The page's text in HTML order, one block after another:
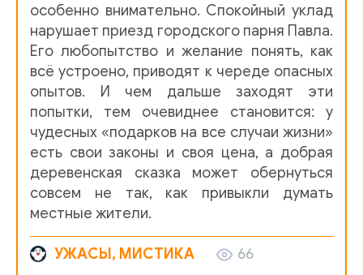
особенно внимательно. Спокойный уклад
нарушает приезд городского парня Павла.
Его любопытство и желание понять, как
всё устроено, приводят к череде опасных
опытов. И чем дальше заходят эти
попытки, тем очевиднее становится: у
чудесных «подарков на все случаи жизни»
есть свои законы и своя цена, а добрая
деревенская сказка может обернуться
совсем не так, как привыкли думать
местные жители.
УЖАСЫ, МИСТИКА
66